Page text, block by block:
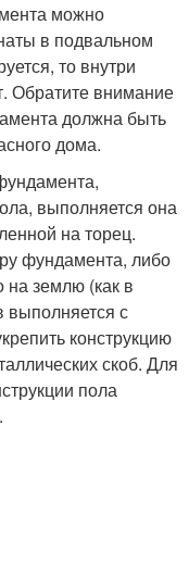
можно
в подвальном
то внутри
Обратите внимание
должна быть
дома.
выполняется она
на торец.
фундамента, либо
землю (как в
с
конструкцию
скоб. Для
пола